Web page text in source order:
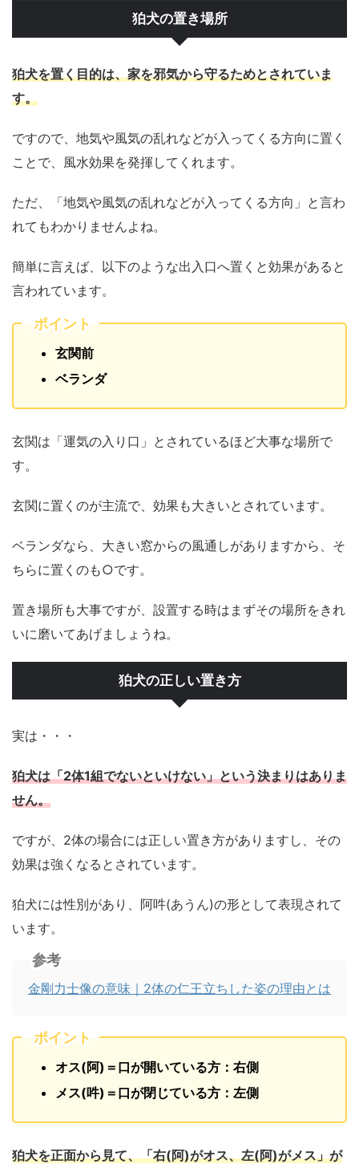
狛犬の置き場所
狛犬を置く目的は、家を邪気から守るためとされていま
す。
ですので、地気や風気の乱れなどが入ってくる方向に置く
ことで、風水効果を発揮してくれます。
ただ、「地気や風気の乱れなどが入ってくる方向」と言わ
れてもわかりませんよね。
簡単に言えば、以下のような出入口へ置くと効果があると
言われています。
ポイント
玄関前
ベランダ
玄関は「運気の入り口」とされているほど大事な場所で
す。
玄関に置くのが主流で、効果も大きいとされています。
ベランダなら、大きい窓からの風通しがありますから、そ
ちらに置くのも○です。
置き場所も大事ですが、設置する時はまずその場所をきれ
いに磨いてあげましょうね。
狛犬の正しい置き方
実は・・・
狛犬は「2体1組でないといけない」という決まりはありま
せん。
ですが、2体の場合には正しい置き方がありますし、その
効果は強くなるとされています。
狛犬には性別があり、阿吽(あうん)の形として表現されて
います。
参考
金剛力士像の意味｜2体の仁王立ちした姿の理由とは
ポイント
オス(阿)＝口が開いている方：右側
メス(吽)＝口が閉じている方：左側
狛犬を正面から見て、「右(阿)がオス、左(阿)がメス」が